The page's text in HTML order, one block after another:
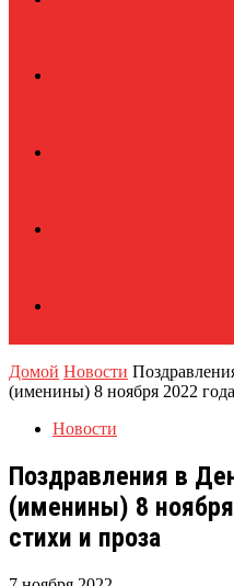
Домой Новости
(именины) 8 ноября 2022
Новости
Поздравления в
(именины) 8
стихи и проза